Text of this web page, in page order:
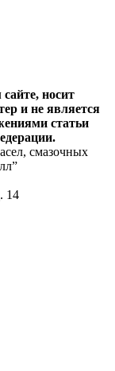
носит
и не является
статьи
смазочных
14